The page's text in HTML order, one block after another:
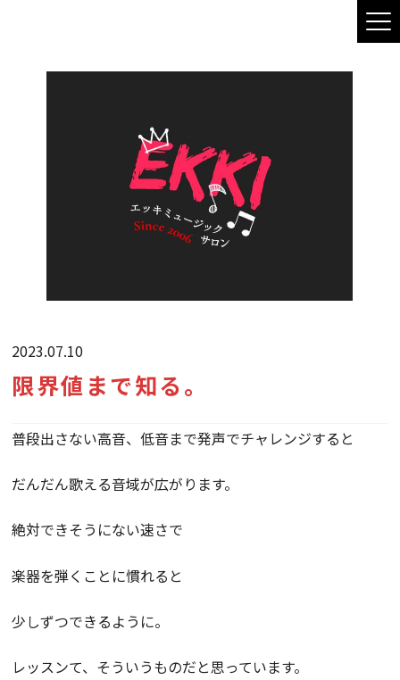
2023.07.10
限界値まで知る。
普段出さない高音、低音まで発声でチャレンジすると
だんだん歌える音域が広がります。
絶対できそうにない速さで
楽器を弾くことに慣れると
少しずつできるように。
レッスンて、そういうものだと思っています。